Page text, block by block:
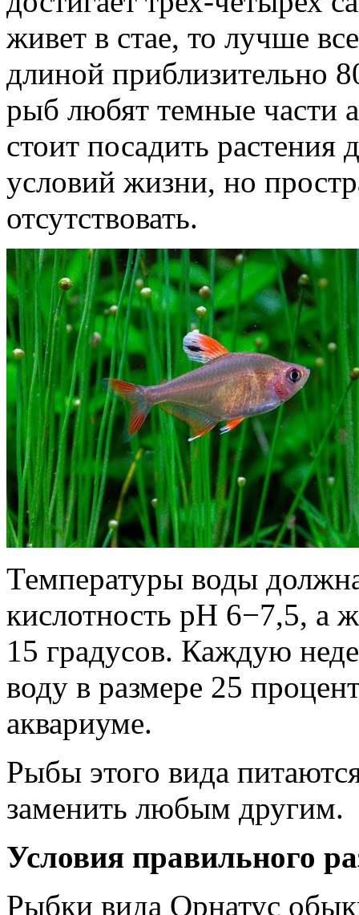
живет в стае, то лучше
длиной приблизительно
рыб любят темные части
стоит посадить растения
условий жизни, но
отсутствовать.
Температуры воды
кислотность pH 6−7,5, а
15 градусов. Каждую
воду в размере 25
аквариуме.
Рыбы этого вида
заменить любым другим.
Условия правильного
Рыбки вида Орнатус